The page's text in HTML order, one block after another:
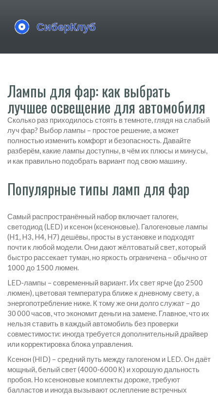
Лампы для фар: как выбрать
лучшее освещение для автомобиля
Сколько раз приходилось стоять в темноте, глядя на слабый
луч фар? Выбор лампы – простое решение, а может
полностью изменить комфорт и безопасность. Давайте
разберём, какие лампы доступны, в чём их плюсы и минусы,
и как правильно подобрать вариант под свою машину.
Популярные типы ламп для фар
Самый распространённый набор включает галоген,
светодиод (LED) и ксенон (ксеноновые). Галогеновые лампы
(H1, H3, H4, H7) дешёвы, просты в установке и подходят
почти к любой модели. Они дают жёлтоватый свет, который
быстро рассекает туман, но яркость ограничена – обычно от
1000 до 1500 люмен.
LED‑лампы – современный вариант. Их свет ярче (до 2500
люмен), цветовая температура ближе к дневному свету, а
энергопотребление ниже. К тому же они долго служат – до
30 000 часов, что экономит деньги на замене. Главное, что их
нельзя ставить в каждый автомобиль без проверки
совместимости: иногда требуется дополнительный драйвер
или корректировка блока управления.
Ксенон (HID) – средний путь между галогеном и LED. Он даёт
мощный, белый свет (4000‑6000 К) и хорошую дальность
пробоя. Но ксеноновые комплекты дороже, требуют
балластов и иногда вызывают ослепление встречных